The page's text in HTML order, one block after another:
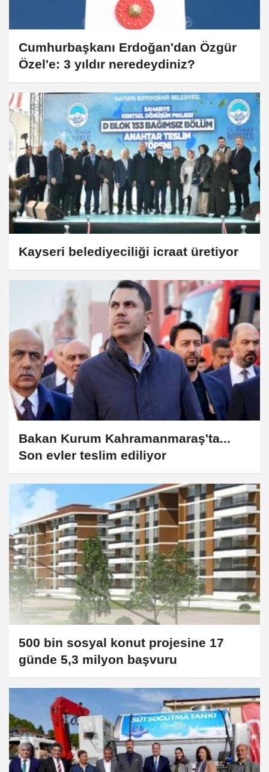
Cumhurbaşkanı Erdoğan'dan Özgür
Özel'e: 3 yıldır neredeydiniz?
Kayseri belediyeciliği icraat üretiyor
Bakan Kurum Kahramanmaraş'ta...
Son evler teslim ediliyor
500 bin sosyal konut projesine 17
günde 5,3 milyon başvuru